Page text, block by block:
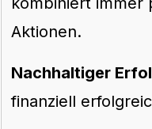
Aktionen.
Nachhaltiger
finanziell